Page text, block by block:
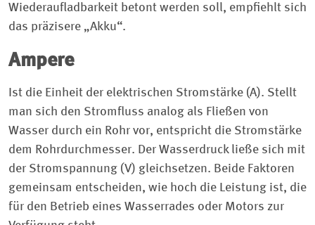
Wiederaufladbarkeit betont werden soll, empfiehlt sich
das präzisere „Akku“.
Ampere
Ist die Einheit der elektrischen Stromstärke (A). Stellt
man sich den Stromfluss analog als Fließen von
Wasser durch ein Rohr vor, entspricht die Stromstärke
dem Rohrdurchmesser. Der Wasserdruck ließe sich mit
der Stromspannung (V) gleichsetzen. Beide Faktoren
gemeinsam entscheiden, wie hoch die Leistung ist, die
für den Betrieb eines Wasserrades oder Motors zur